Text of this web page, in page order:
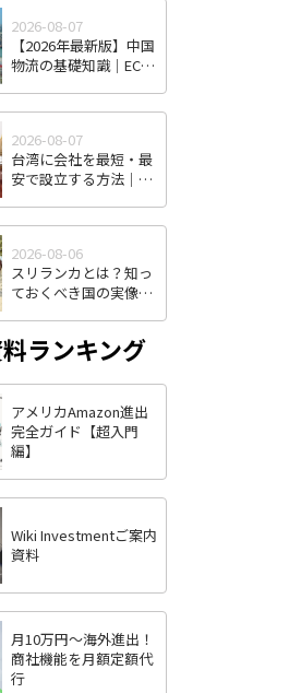
ポイント
2026-08-07
【2026年最新版】中国
物流の基礎知識｜EC・
2026-08-07
台湾に会社を最短・最
安で設立する方法｜株
2026-08-06
スリランカとは？知っ
ておくべき国の実像
ランキング
アメリカAmazon進出
完全ガイド【超入門
編】
Wiki Investmentご案内
資料
月10万円〜海外進出！
商社機能を月額定額代
行